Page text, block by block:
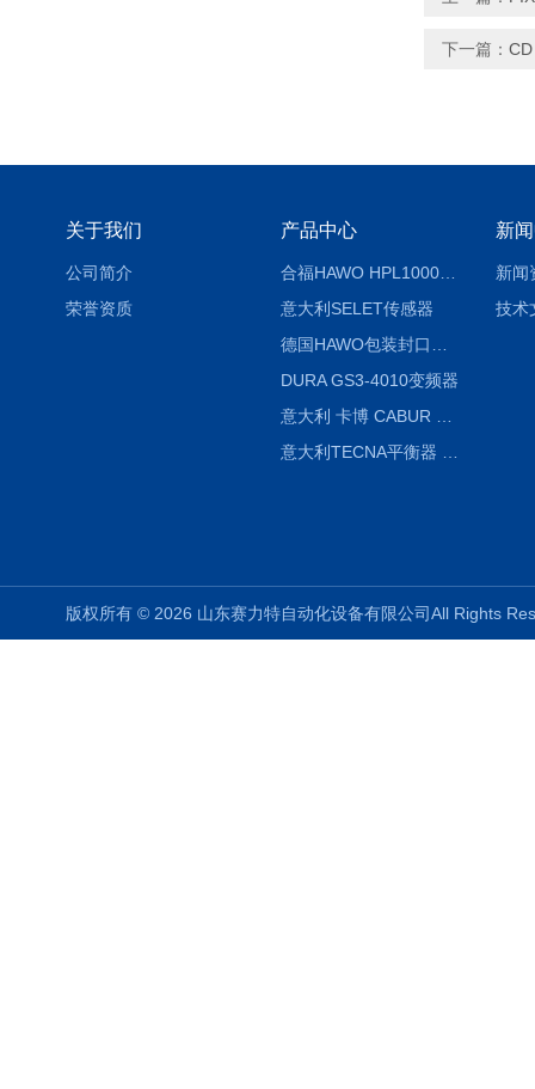
下一篇：
关于我们
公司简介
荣誉资质
产品中心
合福HAWO HPL1000AS封口机
意大利SELET传感器
DURA GS3-4010变频器
新
新闻
技术
版权所有 © 2026 山东赛力特自动化设备有限公司All Rights